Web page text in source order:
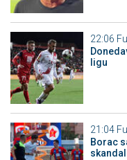
22:06
ligu
21:04
Borac